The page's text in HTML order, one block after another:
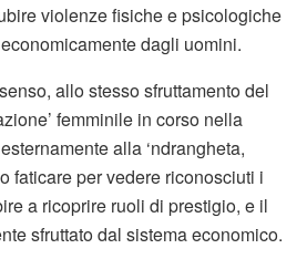
violenze fisiche e psicologiche
dagli uomini.
allo stesso sfruttamento del
femminile in corso nella
alla ‘ndrangheta,
faticare per vedere riconosciuti i
a ricoprire ruoli di prestigio, e il
sfruttato dal sistema economico.